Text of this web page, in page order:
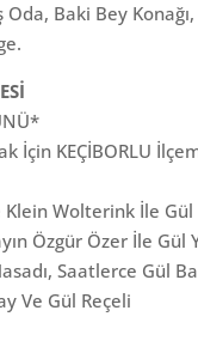
Baki Bey
İçin KEÇİBORLU
Wolterink İle Gül
Özgür Özer İle Gül
Saatlerce Gül
Ve Gül Reçeli